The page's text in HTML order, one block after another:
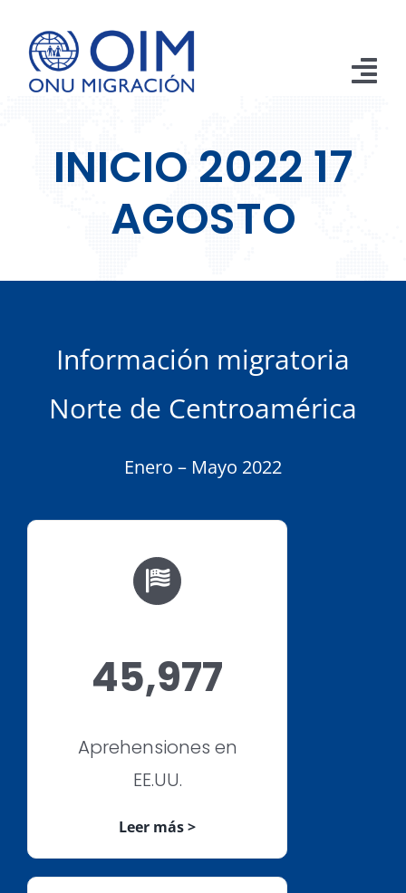
contenido
Remesas
Emergencias
Descargas
INICIO 2022 17
AGOSTO
Información migratoria
Norte de Centroamérica
Enero – Mayo 2022
45,977
Aprehensiones en
EE.UU.
Leer más >